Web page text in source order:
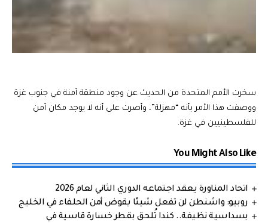
سخرت الأمم المتحدة من الحديث عن وجود منطقة آمنة في جنوب غزة
ووصفت هذا الأمر بأنه “مهزلة”، وأصرت على أنه لا يوجد مكان آمن
للفلسطينيين في غزة.
You Might Also Like
اتحاد المناورة يعقد اجتماعه الدوري الثاني لعام 2026
روبيو: واشنطن لن تفعل شيئا يقوض أمن الحلفاء في الخليج
بسداسية نظيفة.. كندا تُلحق بقطر خسارة قاسية في